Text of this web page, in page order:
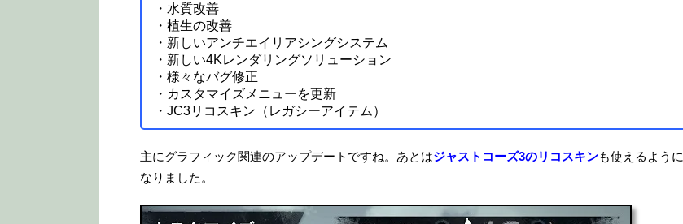
・水質改善
・植生の改善
・新しいアンチエイリアシングシステム
・新しい4Kレンダリングソリューション
・様々なバグ修正
・カスタマイズメニューを更新
・JC3リコスキン（レガシーアイテム）
主にグラフィック関連のアップデートですね。あとはジャストコーズ3のリコスキンも使えるように
なりました。